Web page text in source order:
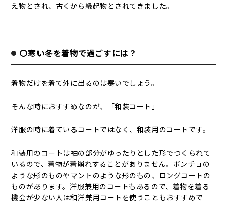
え物とされ、古くから縁起物とされてきました。
〇寒い冬を着物で過ごすには？
着物だけを着て外に出るのは寒いでしょう。
そんな時におすすめなのが、「和装コート」
洋服の時に着ているコートではなく、和装用のコートです。
和装用のコートは袖の部分がゆったりとした形でつくられて
いるので、着物が着崩れすることがありません。ポンチョの
ような形のものやマントのような形のもの、ロングコートの
ものがあります。洋服兼用のコートもあるので、着物を着る
機会が少ない人は和洋兼用コートを使うこともおすすめで